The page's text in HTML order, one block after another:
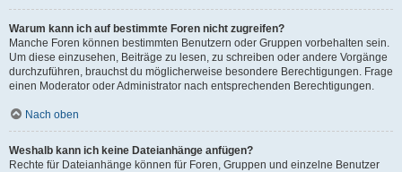
Warum kann ich auf bestimmte Foren nicht zugreifen?
Manche Foren können bestimmten Benutzern oder Gruppen vorbehalten sein.
Um diese einzusehen, Beiträge zu lesen, zu schreiben oder andere Vorgänge
durchzuführen, brauchst du möglicherweise besondere Berechtigungen. Frage
einen Moderator oder Administrator nach entsprechenden Berechtigungen.
Nach oben
Weshalb kann ich keine Dateianhänge anfügen?
Rechte für Dateianhänge können für Foren, Gruppen und einzelne Benutzer